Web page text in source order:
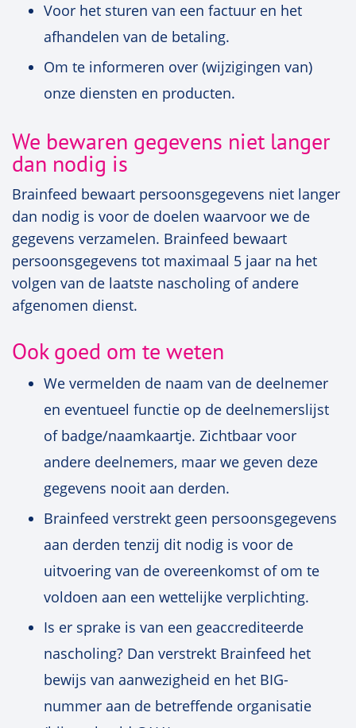
Voor het sturen van een factuur en het
afhandelen van de betaling.
Om te informeren over (wijzigingen van)
onze diensten en producten.
We bewaren gegevens niet langer
dan nodig is
Brainfeed bewaart persoonsgegevens niet langer
dan nodig is voor de doelen waarvoor we de
gegevens verzamelen. Brainfeed bewaart
persoonsgegevens tot maximaal 5 jaar na het
volgen van de laatste nascholing of andere
afgenomen dienst.
Ook goed om te weten
We vermelden de naam van de deelnemer
en eventueel functie op de deelnemerslijst
of badge/naamkaartje. Zichtbaar voor
andere deelnemers, maar we geven deze
gegevens nooit aan derden.
Brainfeed verstrekt geen persoonsgegevens
aan derden tenzij dit nodig is voor de
uitvoering van de overeenkomst of om te
voldoen aan een wettelijke verplichting.
Is er sprake is van een geaccrediteerde
nascholing? Dan verstrekt Brainfeed het
bewijs van aanwezigheid en het BIG-
nummer aan de betreffende organisatie